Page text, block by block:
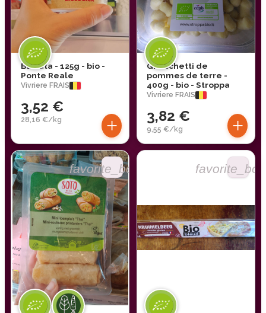
Burrata - 125g - bio -
Ponte Reale
Vivriere FRAIS
3,52 €
28,16 €/kg +
Gnocchetti de
pommes de terre -
400g - bio - Stroppa
Vivriere FRAIS
3,82 €
9,55 €/kg +
favorite_border